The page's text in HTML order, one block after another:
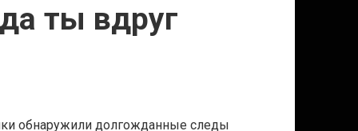
ты вдруг
обнаружили долгожданные следы